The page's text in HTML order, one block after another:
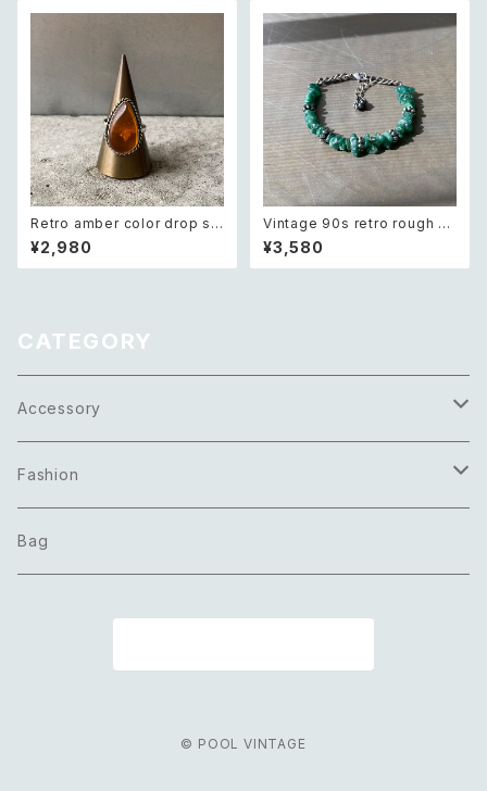
Retro amber color drop st
one hand made ring レトロ
アクセサリー 琥珀色 ドロップ ス
トーン ハンドメイド リング 指輪
¥2,980
Vintage 90s retro rough cu
t green aventurine bracele
t レトロ ヴィンテージ アクセサ
リー 天然石 ラフカット グリーン
¥3,580
CATEGORY
Accessory
Necklace
Pierce
Fashion
Tops
Bag
© POOL VINTAGE